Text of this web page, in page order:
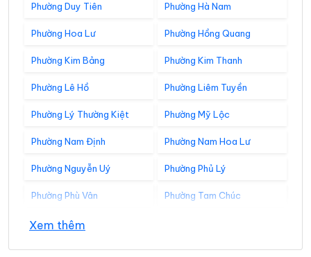
Phường Duy Tiên Phường Hà Nam
Phường Hoa Lư Phường Hồng Quang
Phường Kim Bảng Phường Kim Thanh
Phường Lê Hồ Phường Liêm Tuyền
Phường Lý Thường Kiệt Phường Mỹ Lộc
Phường Nam Định Phường Nam Hoa Lư
Phường Nguyễn Uý Phường Phủ Lý
Phường Phù Vân Phường Tam Chúc
Phường Tam Điệp
Phường Thành Nam Phường Thiên Trường
Xem thêm